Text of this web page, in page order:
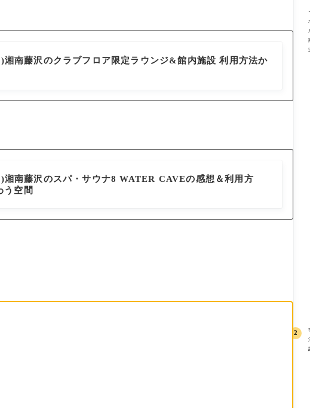
南藤沢のクラブフロア限定ラウンジ&館内施設 利用方法か
南藤沢のスパ・サウナ8 WATER CAVEの感想＆利用方
う空間